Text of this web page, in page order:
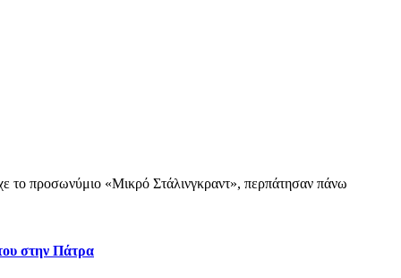
το προσωνύμιο «Μικρό Στάλινγκραντ», περπάτησαν πάνω
στην Πάτρα